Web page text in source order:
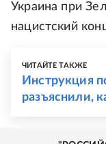
Украина при
нацистский
ЧИТАЙТЕ ТАКЖЕ
Инструкция
разъяснили,